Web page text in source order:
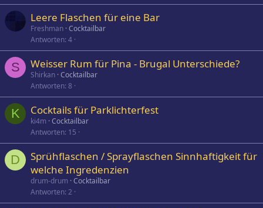
Leere Flaschen für eine Bar
Freshman Cocktailbar
Antworten 4
S Weisser Rum für Pina - Brugal Unterschiede?
Shirkan Cocktailbar
Antworten 8
K Cocktails für Parklichterfest
ki4m Cocktailbar
Antworten 15
D
Sprühflaschen / Sprayflaschen Sinnhaftigkeit für
welche Ingredenzien
drum-drum Cocktailbar
Antworten 2